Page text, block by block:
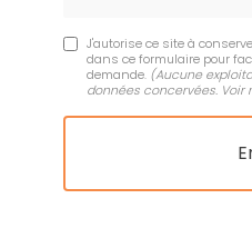
J'autorise ce site à
dans ce formulaire pour
demande. (Aucune
données concervées. Voir